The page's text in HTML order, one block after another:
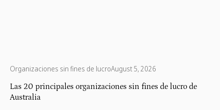
Organizaciones sin fines de lucroAugust 5, 2026
Las 20 principales organizaciones sin fines de lucro de
Australia